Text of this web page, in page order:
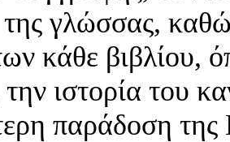
γλώσσας,
κάθε βιβλίου,
ιστορία του
παράδοση της